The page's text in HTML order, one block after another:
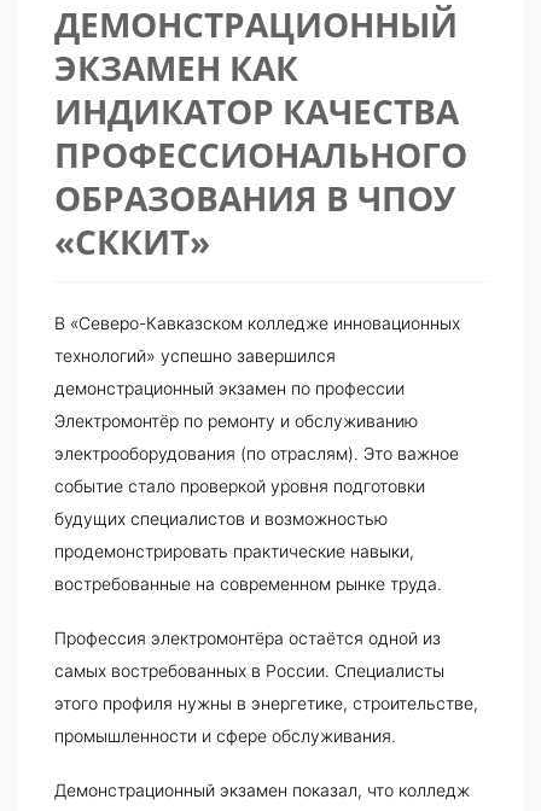
ДЕМОНСТРАЦИОННЫЙ
ЭКЗАМЕН КАК
ИНДИКАТОР КАЧЕСТВА
ПРОФЕССИОНАЛЬНОГО
ОБРАЗОВАНИЯ В ЧПОУ
«СККИТ»
В «Северо-Кавказском колледже инновационных
технологий» успешно завершился
демонстрационный экзамен по профессии
Электромонтёр по ремонту и обслуживанию
электрооборудования (по отраслям). Это важное
событие стало проверкой уровня подготовки
будущих специалистов и возможностью
продемонстрировать практические навыки,
востребованные на современном рынке труда.
Профессия электромонтёра остаётся одной из
самых востребованных в России. Специалисты
этого профиля нужны в энергетике, строительстве,
промышленности и сфере обслуживания.
Демонстрационный экзамен показал, что колледж